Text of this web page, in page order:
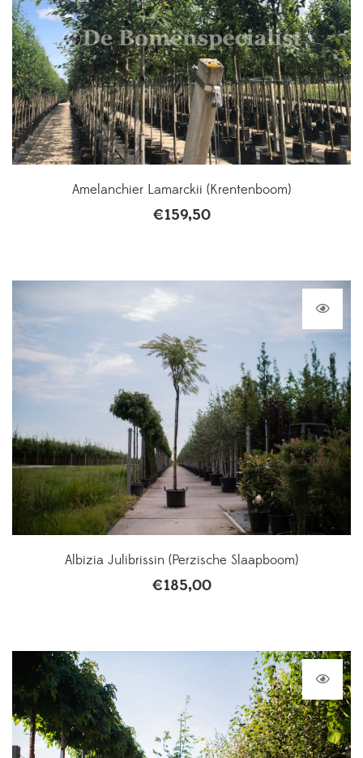
Amelanchier Lamarckii (Krentenboom)
€159,50
Albizia Julibrissin (Perzische Slaapboom)
€185,00